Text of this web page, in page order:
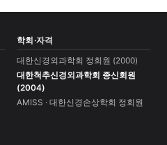
학회·자격
대한신경외과학회 정회원 (2000)
대한척추신경외과학회 종신회원
(2004)
AMISS · 대한신경손상학회 정회원